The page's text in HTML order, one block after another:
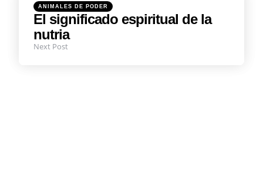
Posted
in
ANIMALES DE PODER
El significado espiritual de la
nutria
Next Post